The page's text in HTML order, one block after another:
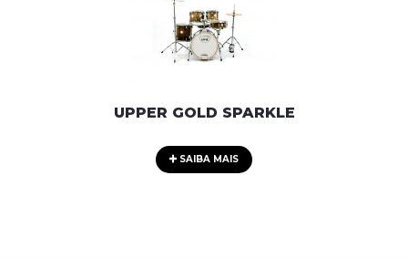
UPPER GOLD SPARKLE
SAIBA MAIS